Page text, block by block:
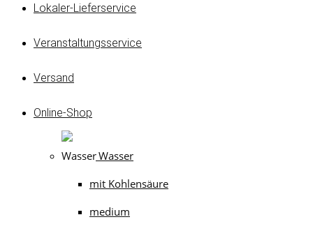
Lokaler-Lieferservice
Veranstaltungsservice
Versand
Online-Shop
Wasser
mit Kohlensäure
medium